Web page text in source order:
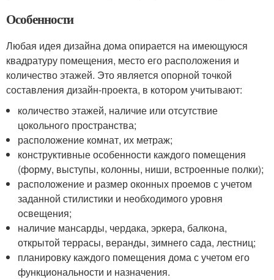
Особенности
Любая идея дизайна дома опирается на имеющуюся
квадратуру помещения, место его расположения и
количество этажей. Это является опорной точкой
составления дизайн-проекта, в котором учитывают:
количество этажей, наличие или отсутствие
цокольного пространства;
расположение комнат, их метраж;
конструктивные особенности каждого помещения
(форму, выступы, колонны, ниши, встроенные полки);
расположение и размер оконных проемов с учетом
заданной стилистики и необходимого уровня
освещения;
наличие мансарды, чердака, эркера, балкона,
открытой террасы, веранды, зимнего сада, лестниц;
планировку каждого помещения дома с учетом его
функциональности и назначения.